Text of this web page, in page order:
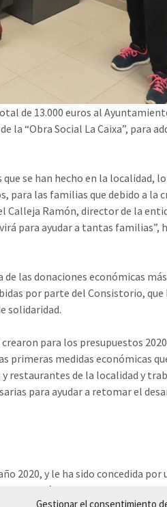
Gestionar el consentimiento
de 13.000 euros al
la “Obra Social La Caixa”, para
se han hecho en la localidad,
para las familias que debido a la
Calleja Ramón, director de la
para ayudar a tantas familias”,
las donaciones económicas
por parte del Consistorio,
solidaridad.
para los presupuestos
primeras medidas económicas
restaurantes de la localidad y
para ayudar a retomar el
2020, y le ha sido concedida por
subvención con la que el